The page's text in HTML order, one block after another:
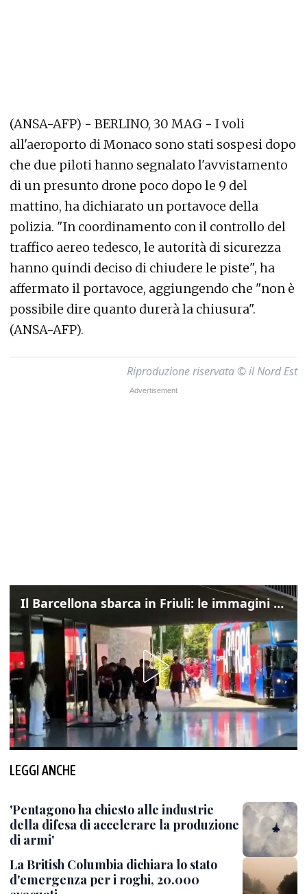
(ANSA-AFP) - BERLINO, 30 MAG - I voli
all'aeroporto di Monaco sono stati sospesi dopo
che due piloti hanno segnalato l'avvistamento
di un presunto drone poco dopo le 9 del
mattino, ha dichiarato un portavoce della
polizia. "In coordinamento con il controllo del
traffico aereo tedesco, le autorità di sicurezza
hanno quindi deciso di chiudere le piste", ha
affermato il portavoce, aggiungendo che "non è
possibile dire quanto durerà la chiusura".
(ANSA-AFP).
Riproduzione riservata © il Nord Est
Il Barcellona sbarca in Friuli: le immagini dell'arrivo in albergo
LEGGI ANCHE
'Pentagono ha chiesto alle industrie
della difesa di accelerare la produzione
di armi'
La British Columbia dichiara lo stato
d'emergenza per i roghi, 20.000